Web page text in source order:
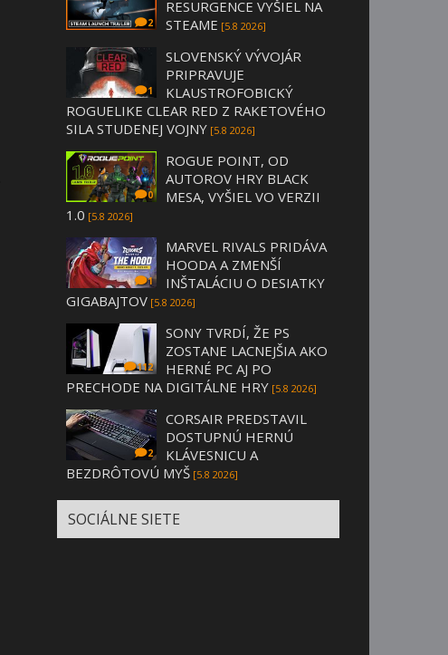
2
RESURGENCE VYŠIEL NA
STEAME [5.8 2026]
1
SLOVENSKÝ VÝVOJÁR
PRIPRAVUJE
KLAUSTROFOBICKÝ
ROGUELIKE CLEAR RED Z RAKETOVÉHO
SILA STUDENEJ VOJNY [5.8 2026]
0
ROGUE POINT, OD
AUTOROV HRY BLACK
MESA, VYŠIEL VO VERZII
1.0 [5.8 2026]
1
MARVEL RIVALS PRIDÁVA
HOODA A ZMENŠÍ
INŠTALÁCIU O DESIATKY
GIGABAJTOV [5.8 2026]
112
SONY TVRDÍ, ŽE PS
ZOSTANE LACNEJŠIA AKO
HERNÉ PC AJ PO
PRECHODE NA DIGITÁLNE HRY [5.8 2026]
2
CORSAIR PREDSTAVIL
DOSTUPNÚ HERNÚ
KLÁVESNICU A
BEZDRÔTOVÚ MYŠ [5.8 2026]
SOCIÁLNE SIETE